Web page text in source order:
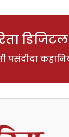
पसंदीदा